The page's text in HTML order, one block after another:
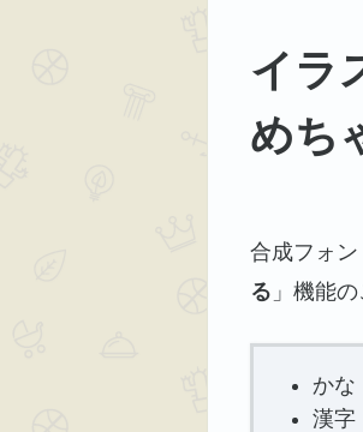
イラ
めち
合成フォ
る 」機能
かな
漢字